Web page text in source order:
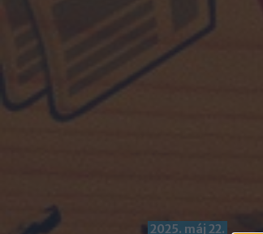
2025. máj 22.